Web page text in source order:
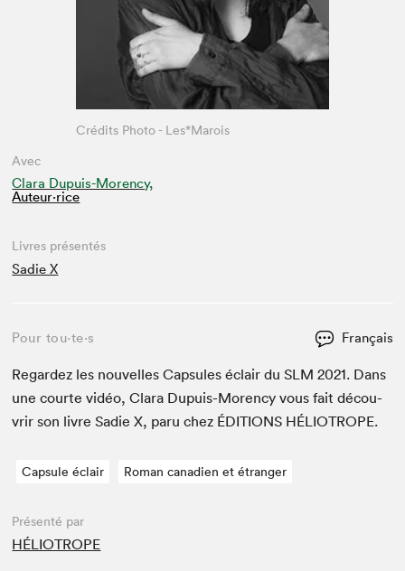
Avec
Clara Dupuis-Morency,
Auteur·rice
Crédits Photo - Les*Marois
Livres présentés
Sadie X
Pour tou⋅te⋅s Français
Regardez les nou­velles Cap­sules éclair duSLM 2021. Dans
une courte vidéo, Clara Dupuis-Moren­cy vous fait décou­
vrir son livre Sadie X, paru chez ÉDI­TIONS HÉLIOTROPE.
Capsule éclair Roman canadien et étranger
Présenté par
HÉLIOTROPE